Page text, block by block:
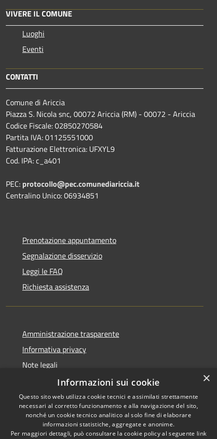
VIVERE IL COMUNE
Luoghi
Eventi
CONTATTI
Comune di Ariccia
Piazza S. Nicola snc, 00072 Ariccia (RM) - 00072 - Ariccia
Codice Fiscale: 02850270584
Partita IVA: 01125551000
Fatturazione Elettronica: UFXYL9
Cod. IPA: c_a401
PEC: protocollo@pec.comunediariccia.it
Centralino Unico: 06934851
Prenotazione appuntamento
Segnalazione disservizio
Leggi le FAQ
Richiesta assistenza
Amministrazione trasparente
Informativa privacy
Note legali
Dichiarazione di accessibilità
RSS
Copyright © 2026 • Comune di
×
Informazioni sui cookie
Questo sito web utilizza cookie tecnici e assimilati strettamente
necessari al corretto funzionamento e alla navigazione del sito,
nonché un cookie tecnico analitico al solo fine di elaborare
informazioni statistiche, aggregate e anonime.
Per maggiori dettagli, può consultare la cookie policy al seguente link